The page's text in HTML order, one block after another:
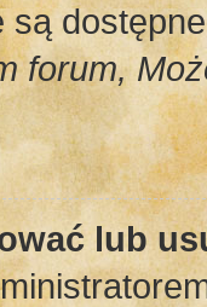
są
forum,
lub